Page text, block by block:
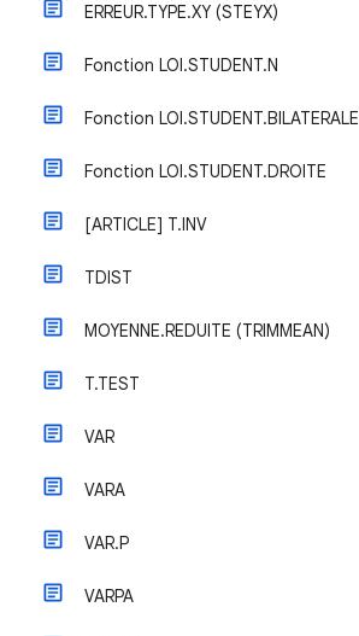
ERREUR.TYPE.XY (STEYX)
Fonction LOI.STUDENT.N
Fonction LOI.STUDENT.BILATERALE
Fonction LOI.STUDENT.DROITE
[ARTICLE] T.INV
TDIST
MOYENNE.REDUITE (TRIMMEAN)
T.TEST
VAR
VARA
VAR.P
VARPA